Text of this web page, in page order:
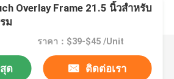
Overlay Frame 21.5 นิ้วสำหรับ
ม
ราคา：$39-$45 /Unit
ด ติดต่อเรา